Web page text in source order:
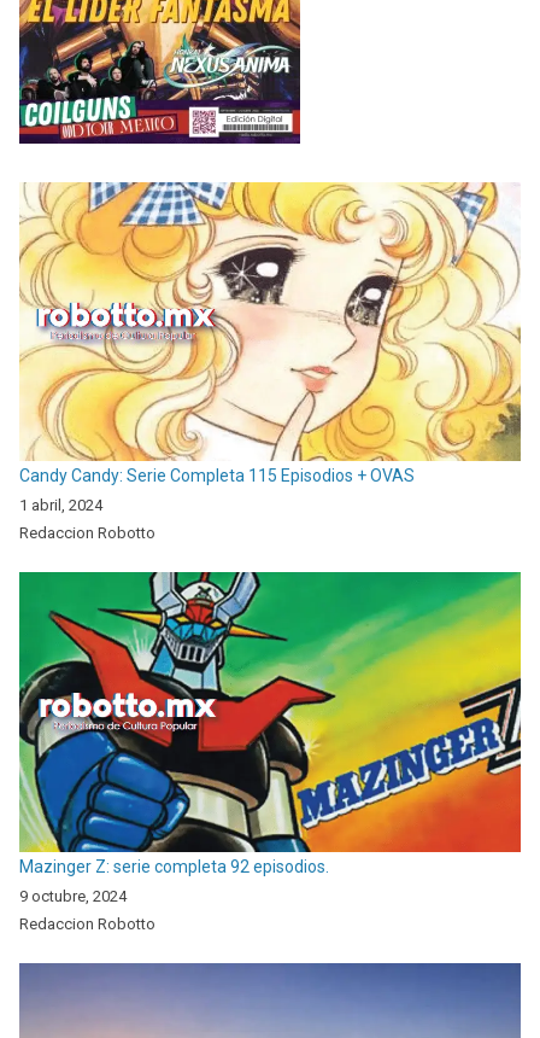
Candy Candy: Serie Completa 115 Episodios + OVAS
1 abril, 2024
Redaccion Robotto
Mazinger Z: serie completa 92 episodios.
9 octubre, 2024
Redaccion Robotto